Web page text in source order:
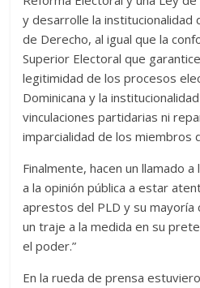
y desarrolle la institucionalidad
de Derecho, al igual que la
Superior Electoral que
legitimidad de los procesos
Dominicana y la
vinculaciones partidarias ni
imparcialidad de los miembros
Finalmente, hacen un llamado
a la opinión pública a estar
aprestos del PLD y su mayoría
un traje a la medida en su
el poder.”
En la rueda de prensa